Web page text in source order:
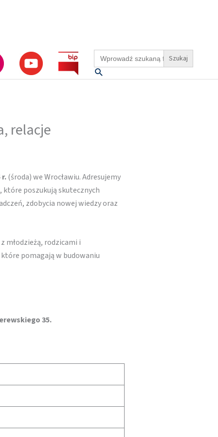
Search
for:
Szukaj
relacje
r.(środa) we Wrocławiu. Adresujemy
poszukują skutecznych
zdobycia nowej wiedzy oraz
młodzieżą, rodzicami i
pomagają w budowaniu
35.